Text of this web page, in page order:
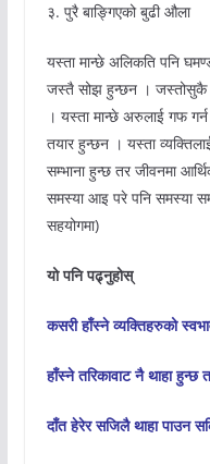
३. पुरै बाङ्गिएको बुढी औला
यस्ता मान्छे अलिकति पनि
जस्तै सोझ हुन्छन । जस्तोसुकै
। यस्ता मान्छे अरुलाई गफ
तयार हुन्छन । यस्ता
सम्भाना हुन्छ तर जीवनमा
समस्या आइ परे पनि समस्या
सहयोगमा)
यो पनि पढ्नुहोस्
कसरी हाँस्ने व्यक्तिहरुको
हाँस्ने तरिकावाट नै थाहा हुन्छ
दाँत हेरेर सजिलै थाहा पाउन